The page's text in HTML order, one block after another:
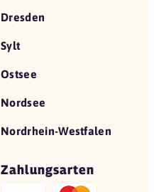
Dresden
Sylt
Ostsee
Nordsee
Nordrhein-Westfalen
Zahlungsarten